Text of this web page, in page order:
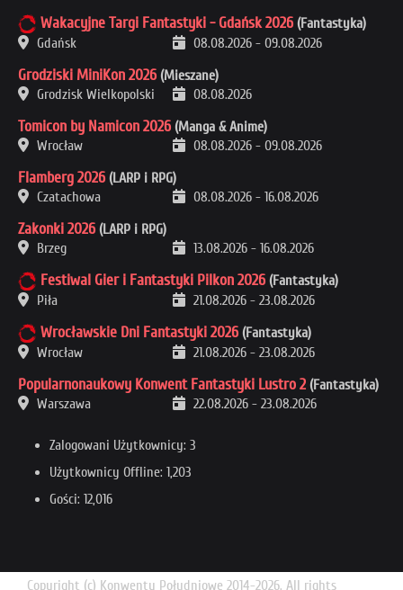
Wakacyjne Targi Fantastyki - Gdańsk 2026 (Fantastyka)
Gdańsk
08.08.2026 - 09.08.2026
Grodziski MiniKon 2026 (Mieszane)
Grodzisk Wielkopolski
08.08.2026
Tomicon by Namicon 2026 (Manga & Anime)
Wrocław
08.08.2026 - 09.08.2026
Flamberg 2026 (LARP i RPG)
Czatachowa
08.08.2026 - 16.08.2026
Zakonki 2026 (LARP i RPG)
Brzeg
13.08.2026 - 16.08.2026
Festiwal Gier i Fantastyki Pilkon 2026 (Fantastyka)
Piła
21.08.2026 - 23.08.2026
Wrocławskie Dni Fantastyki 2026 (Fantastyka)
Wrocław
21.08.2026 - 23.08.2026
Popularnonaukowy Konwent Fantastyki Lustro 2 (Fantastyka)
Warszawa
22.08.2026 - 23.08.2026
Zalogowani Użytkownicy: 3
Użytkownicy Offline: 1,203
Gości: 12,016
Copyright (c) Konwenty Południowe 2014-2026. All rights